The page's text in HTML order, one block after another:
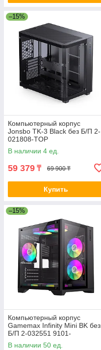
–15%
Компьютерный корпус
Jonsbo TK-3 Black без Б/П 2-
021808-TOP
В наличии 4 ед.
59 379 ₸ 69 900 ₸
Купить
–15%
Компьютерный корпус
Gamemax Infinity Mini BK без
Б/П 2-032551 9101-
0000R0191
В наличии 50 ед.